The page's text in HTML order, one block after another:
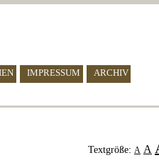
IMPRESSUM ARCHIV
Textgröße: A A